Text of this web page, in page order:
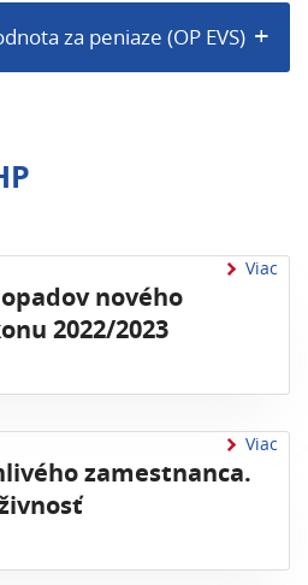
za peniaze (OP EVS)
Viac
nového
2022/2023
Viac
zamestnanca.